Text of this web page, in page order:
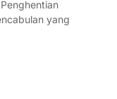
yang